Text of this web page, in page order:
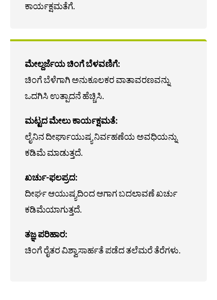
ಕಾರ್ಯಕ್ಷಮತೆಗೆ.
ಮೇಲ್ದರ್ಜೆಯ ಚಿಂಗೆ ಬೆಳವಣಿಗೆ:
ಚಿಂಗೆ ಬೆಳೆಗಾಗಿ ಅನುಕೂಲಕರ ವಾತಾವರಣವನ್ನು
ಒದಗಿಸಿ ಉತ್ಪಾದನೆ ಹೆಚ್ಚಿಸಿ.
ಮಟ್ಟದ ಮೇಲು ಕಾರ್ಯಕ್ಷಮತೆ:
ಲೈನಿನ ದೀರ್ಘಾಯುಷ್ಯ ನಿರ್ವಹಣೆಯ ಅವಧಿಯನ್ನು
ಕಡಿಮೆ ಮಾಡುತ್ತದೆ.
ಖರ್ಚು-ಫಲಪ್ರದ:
ದೀರ್ಘ ಆಯುಷ್ಯದಿಂದ ಆಗಾಗ ಬದಲಾವಣೆ ಖರ್ಚು
ಕಡಿಮೆಯಾಗುತ್ತದೆ.
ತಜ್ಞ ಪರಿಹಾರ:
ಚಿಂಗೆ ರೈತರ ವಿಶ್ವಾಸಾರ್ಹತೆ ಪಡೆದ ತಲೆಮರೆ ತೆರೆಗಳು.